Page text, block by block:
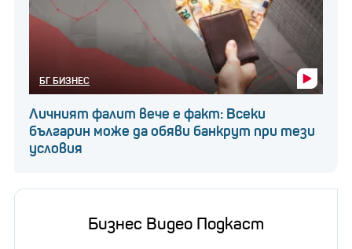
БГ БИЗНЕС
Личният фалит вече е факт: Всеки
българин може да обяви банкрут при тези
условия
Бизнес Видео Подкаст